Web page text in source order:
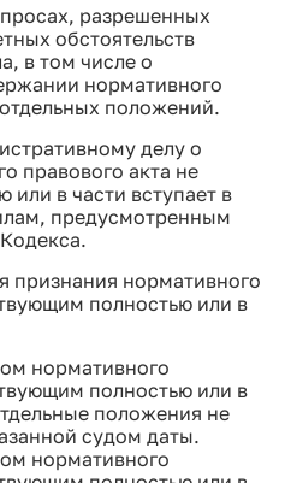
разрешенных
обстоятельств
в том числе о
нормативного
положений.
делу о
правового акта не
в части вступает в
предусмотренным
признания нормативного
полностью или в
нормативного
полностью или в
положения не
судом даты.
нормативного